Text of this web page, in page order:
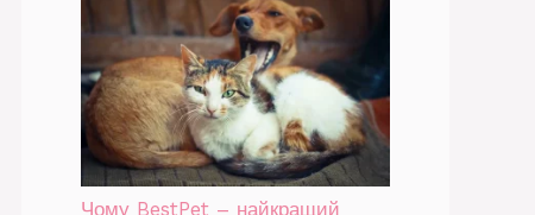
Чому BestPet – найкращий